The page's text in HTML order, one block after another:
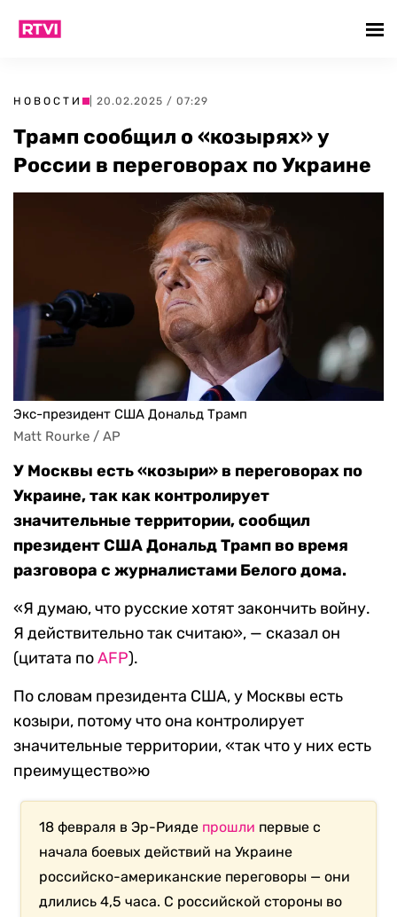
НОВОСТИ | 20.02.2025 / 07:29
Трамп сообщил о «козырях» у
России в переговорах по Украине
Экс-президент США Дональд Трамп
Matt Rourke / AP
У Москвы есть «козыри» в переговорах по
Украине, так как контролирует
значительные территории, сообщил
президент США Дональд Трамп во время
разговора с журналистами Белого дома.
«Я думаю, что русские хотят закончить войну.
Я действительно так считаю», — сказал он
(цитата поAFP).
По словам президента США, у Москвы есть
козыри, потому что она контролирует
значительные территории, «так что у них есть
преимущество»ю
18 февраля в Эр-Рияде прошли первые с
начала боевых действий на Украине
российско-американские переговоры — они
длились 4,5 часа. С российской стороны во